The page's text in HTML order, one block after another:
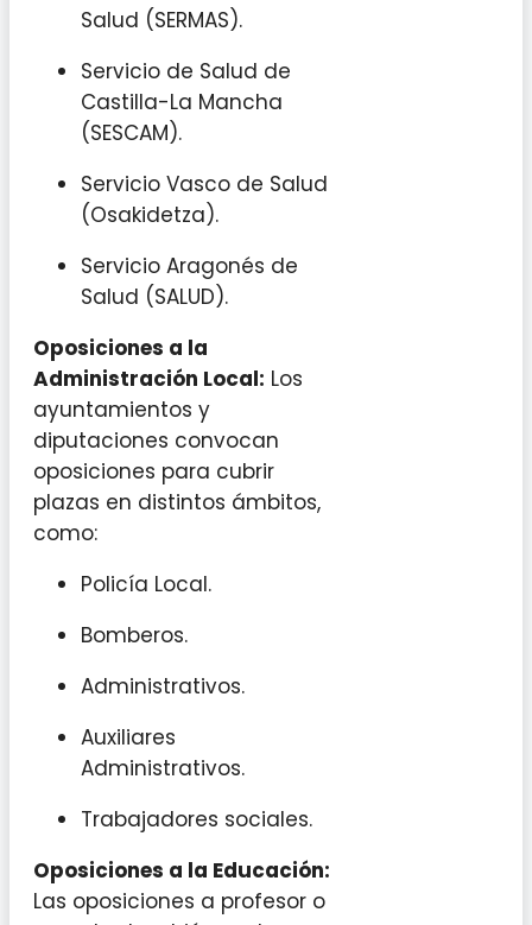
Salud (SERMAS).
Servicio de Salud de
Castilla-La Mancha
(SESCAM).
Servicio Vasco de Salud
(Osakidetza).
Servicio Aragonés de
Salud (SALUD).
Oposiciones a la
Administración Local: Los
ayuntamientos y
diputaciones convocan
oposiciones para cubrir
plazas en distintos ámbitos,
como:
Policía Local.
Bomberos.
Administrativos.
Auxiliares
Administrativos.
Trabajadores sociales.
Oposiciones a la Educación:
Las oposiciones a profesor o